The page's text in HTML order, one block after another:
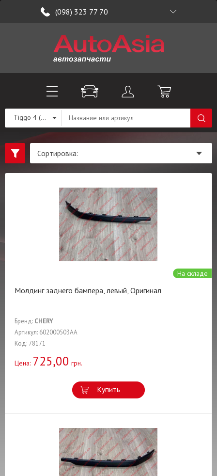
(098) 323 77 70
Tiggo 4 (T19)
На складе
Молдинг заднего бампера, левый, Оригинал
Бренд: CHERY
Артикул: 602000503AA
Код: 78171
Цена: 725,00 грн.
Купить